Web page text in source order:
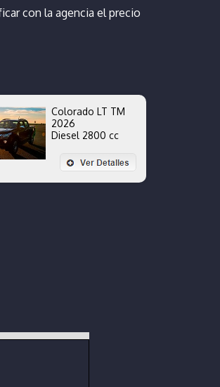
con la agencia el precio
Colorado LT TM
2026
Diesel 2800 cc